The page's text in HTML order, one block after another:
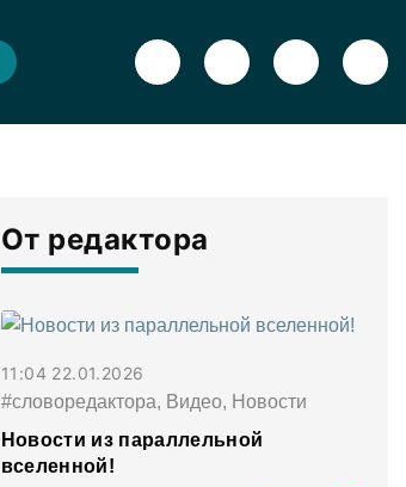
От редактора
11:04 22.01.2026
#словоредактора, Видео, Новости
Новости из параллельной
вселенной!